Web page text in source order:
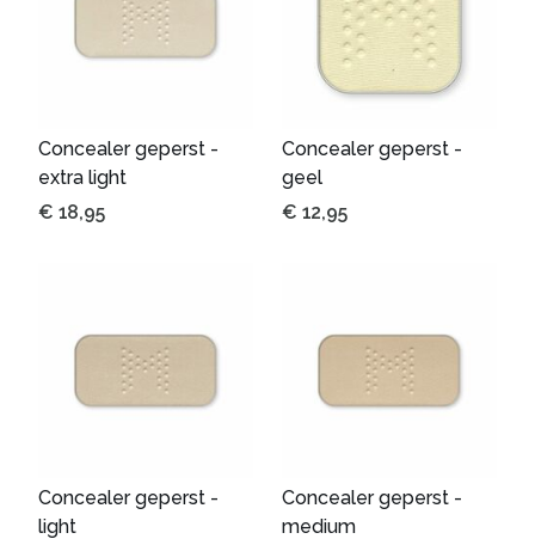
Concealer geperst -
extra light
€ 18,95
Concealer geperst -
geel
€ 12,95
Concealer geperst -
light
Concealer geperst -
medium